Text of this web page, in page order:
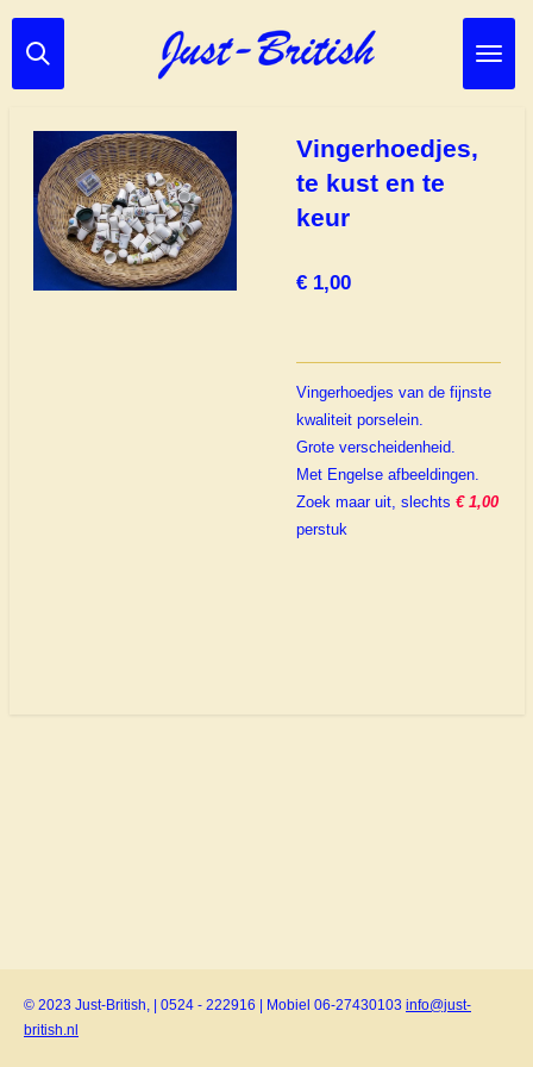
Ga
direct
hoofdinhoud
Vingerhoedjes,
te kust en te
keur
€ 1,00
Vingerhoedjes van de fijnste
kwaliteit porselein.
Grote verscheidenheid.
Met Engelse afbeeldingen.
Zoek maar uit, slechts € 1,00
perstuk
© 2023 Just-British, | 0524 - 222916 | Mobiel 06-27430103 info@just-
british.nl